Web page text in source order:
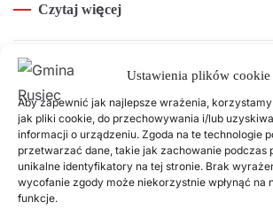
Ustawienia plików cookie
Aby zapewnić jak najlepsze wrażenia,
jak pliki cookie, do przechowywania i/lub
informacji o urządzeniu. Zgoda na te technologie
przetwarzać dane, takie jak zachowanie podczas
unikalne identyfikatory na tej stronie. Brak
wycofanie zgody może niekorzystnie wpłynąć na
funkcje.
Czytaj więcej
Popularne wpisy
18 LISTOPADA, 2025
Harmonogram odbioru
komunalnych w 2026 roku